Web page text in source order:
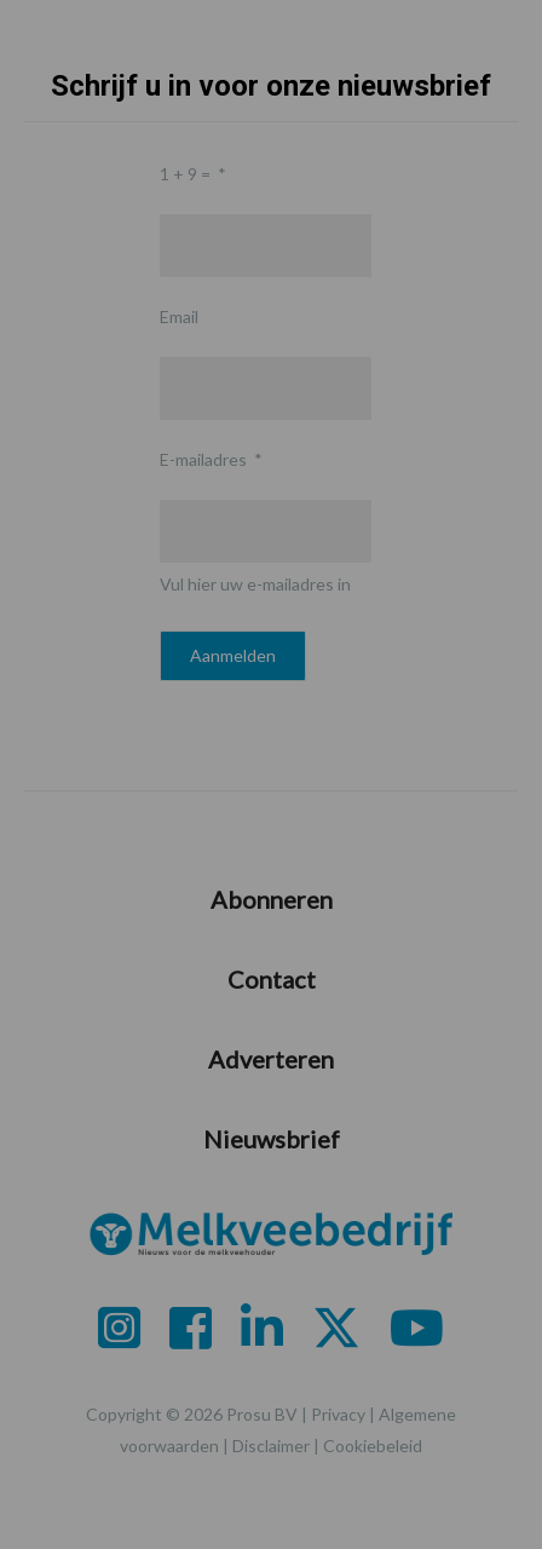
Schrijf u in voor onze nieuwsbrief
1 + 9 = *
Email
E-mailadres *
Vul hier uw e-mailadres in
Abonneren
Contact
Adverteren
Nieuwsbrief
Copyright © 2026 Prosu BV | Privacy | Algemene
voorwaarden | Disclaimer | Cookiebeleid